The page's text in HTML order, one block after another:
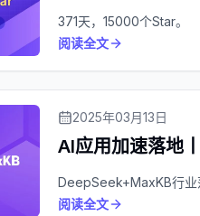
371天，15000个Star。
阅读全文
2025年03月13日
AI应用加速落地
DeepSeek+MaxKB行业
阅读全文